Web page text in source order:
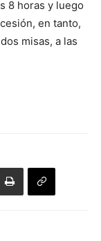
8 horas y luego
en tanto,
misas, a las